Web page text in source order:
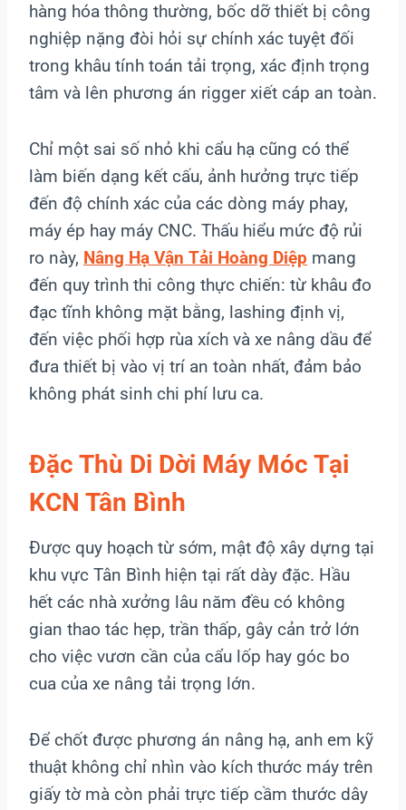
hàng hóa thông thường, bốc dỡ thiết bị công
nghiệp nặng đòi hỏi sự chính xác tuyệt đối
trong khâu tính toán tải trọng, xác định trọng
tâm và lên phương án rigger xiết cáp an toàn.
Chỉ một sai số nhỏ khi cẩu hạ cũng có thể
làm biến dạng kết cấu, ảnh hưởng trực tiếp
đến độ chính xác của các dòng máy phay,
máy ép hay máy CNC. Thấu hiểu mức độ rủi
ro này, Nâng Hạ Vận Tải Hoàng Diệp mang
đến quy trình thi công thực chiến: từ khâu đo
đạc tĩnh không mặt bằng, lashing định vị,
đến việc phối hợp rùa xích và xe nâng dầu để
đưa thiết bị vào vị trí an toàn nhất, đảm bảo
không phát sinh chi phí lưu ca.
Đặc Thù Di Dời Máy Móc Tại
KCN Tân Bình
Được quy hoạch từ sớm, mật độ xây dựng tại
khu vực Tân Bình hiện tại rất dày đặc. Hầu
hết các nhà xưởng lâu năm đều có không
gian thao tác hẹp, trần thấp, gây cản trở lớn
cho việc vươn cần của cẩu lốp hay góc bo
cua của xe nâng tải trọng lớn.
Để chốt được phương án nâng hạ, anh em kỹ
thuật không chỉ nhìn vào kích thước máy trên
giấy tờ mà còn phải trực tiếp cầm thước dây